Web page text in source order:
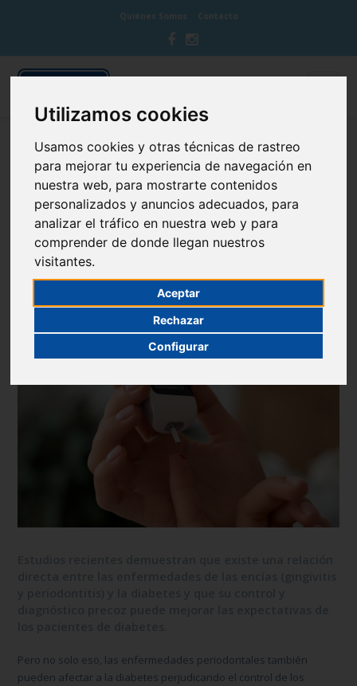
Utilizamos cookies
Usamos cookies y otras técnicas de rastreo
para mejorar tu experiencia de navegación en
nuestra web, para mostrarte contenidos
personalizados y anuncios adecuados, para
analizar el tráfico en nuestra web y para
comprender de donde llegan nuestros
visitantes.
Aceptar
Rechazar
Configurar
Quiénes Somos Contacto
BLOG CUIDA TU BOCA
Diabetes y salud bucal
Pero no solo eso, las enfermedades periodontales también
pueden afectar a la diabetes perjudicando el control de los